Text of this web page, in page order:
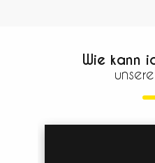
Wie kann